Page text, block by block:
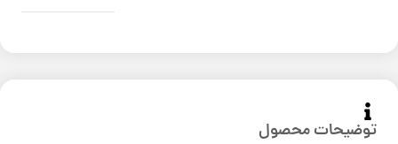
توضیحات محصول